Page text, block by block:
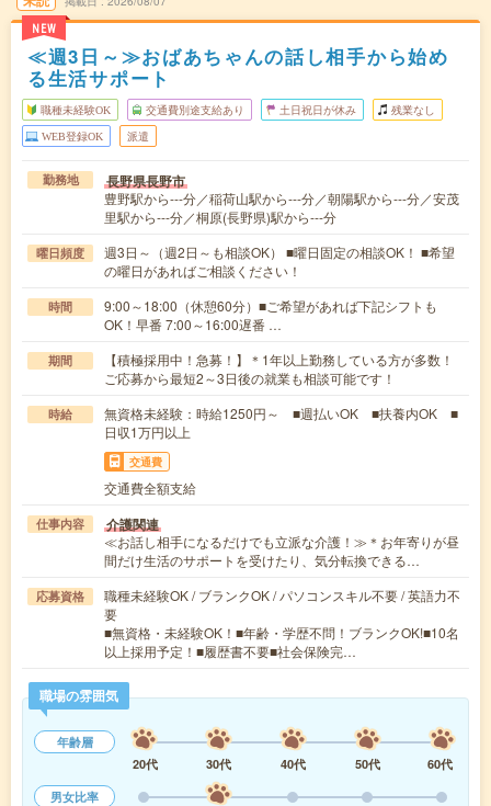
NEW
≪週3日～≫おばあちゃんの話し相手から始め
る生活サポート
職種未経験OK 交通費別途支給あり 土日祝日が休み 残業なし
WEB登録OK 派遣
勤務地 長野県長野市
豊野駅から---分／稲荷山駅から---分／朝陽駅から---分／安茂
里駅から---分／桐原(長野県)駅から---分
曜日頻度
週3日～（週2日～も相談OK） ■曜日固定の相談OK！ ■希望
の曜日があればご相談ください！
時間
9:00～18:00（休憩60分）■ご希望があれば下記シフトも
OK！早番 7:00～16:00遅番 …
期間
【積極採用中！急募！】＊1年以上勤務している方が多数！
ご応募から最短2～3日後の就業も相談可能です！
時給
無資格未経験：時給1250円～ ■週払いOK ■扶養内OK ■
日収1万円以上
交通費
交通費全額支給
仕事内容 介護関連
≪お話し相手になるだけでも立派な介護！≫＊お年寄りが昼
間だけ生活のサポートを受けたり、気分転換できる…
応募資格
職種未経験OK / ブランクOK / パソコンスキル不要 / 英語力不
要
■無資格・未経験OK！■年齢・学歴不問！ブランクOK!■10名
以上採用予定！■履歴書不要■社会保険完…
職場の雰囲気
年齢層
20代
30代 40代 50代
60代
男女比率